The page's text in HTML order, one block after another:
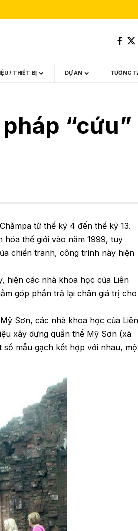
/ THIẾT BỊ DỰ ÁN TƯƠNG
từ thế kỷ 4 đến thế kỷ 13.
hóa thế giới vào năm 1999, tuy
chiến tranh, công trình này hiện
hiện các nhà khoa học của Liên
góp phần trả lại chân giá trị cho
Sơn, các nhà khoa học của Liên
xây dựng quần thể Mỹ Sơn (xã
mẫu gạch kết hợp với nhau,